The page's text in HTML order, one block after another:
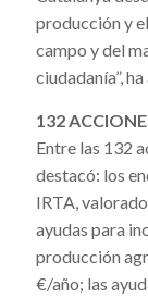
producción y
campo y del
ciudadanía”,
132
Entre las 132
destacó: los
IRTA,
ayudas para
producción
€/año; las